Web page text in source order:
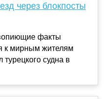
через блокпосты
факты
к мирным жителям
турецкого судна в